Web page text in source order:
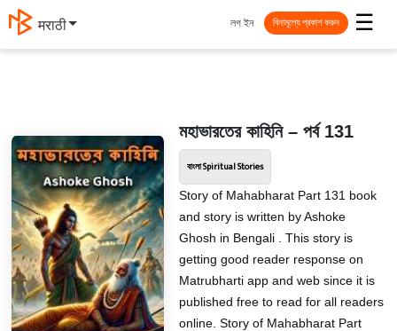
मराठी ☰
লগ ইন বিনামূল্যে প্রকাশ করুন
মহাভারতের কাহিনি – পর্ব 131
বাংলা Spiritual Stories
Story of Mahabharat Part 131 book
and story is written by Ashoke
Ghosh in Bengali . This story is
getting good reader response on
Matrubharti app and web since it is
published free to read for all readers
online. Story of Mahabharat Part